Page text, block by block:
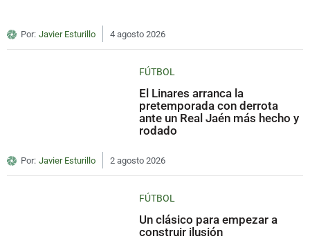
Por: Javier Esturillo 4 agosto 2026
FÚTBOL
El Linares arranca la
pretemporada con derrota
ante un Real Jaén más hecho y
rodado
Por: Javier Esturillo 2 agosto 2026
FÚTBOL
Un clásico para empezar a
construir ilusión